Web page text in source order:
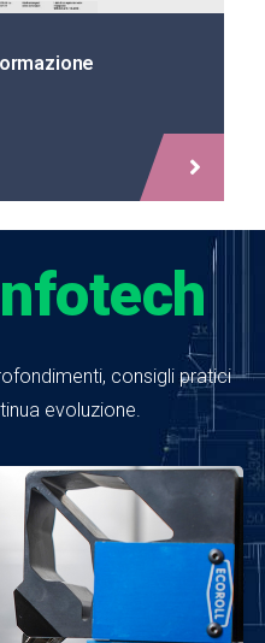
consigli pratici
evoluzione.